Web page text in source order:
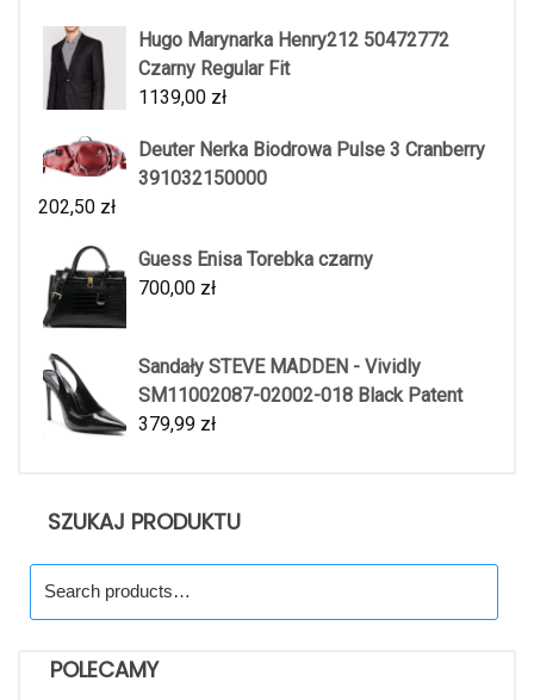
Hugo Marynarka Henry212 50472772
Czarny Regular Fit
1139,00 zł
Deuter Nerka Biodrowa Pulse 3 Cranberry
391032150000
202,50 zł
Guess Enisa Torebka czarny
700,00 zł
Sandały STEVE MADDEN - Vividly
SM11002087-02002-018 Black Patent
379,99 zł
SZUKAJ PRODUKTU
for:
POLECAMY